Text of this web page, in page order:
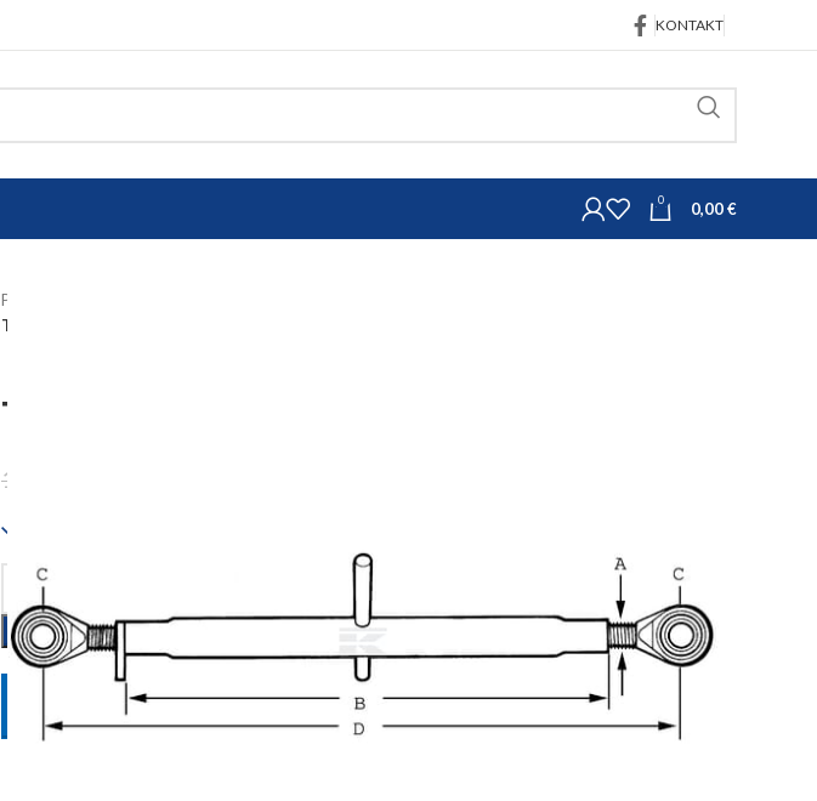
KONTAKT
0 0,00€
Početna
Topling poluga 540mm M30 kat. 2/2
Topling poluga 540mm M30 kat. 2/2
116,15
DODAJ U KOŠARICU
POŠALJITE UPIT